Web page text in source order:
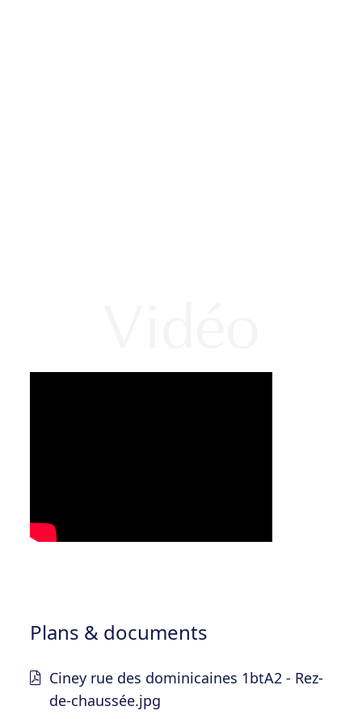
Plans & documents
Ciney rue des dominicaines 1btA2 - Rez-
de-chaussée.jpg